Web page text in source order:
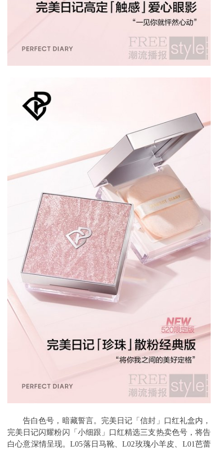
告白色号，暗藏誓言。完美日记「信封」口红礼盒内，
完美日记闪耀粉闪「小细跟」口红精选三支热卖色号，将告
白心意深情呈现。L05落日马靴、L02玫瑰小羊皮、L01芭蕾